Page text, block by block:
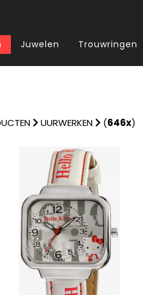
Juwelen Trouwringen
UURWERKEN (646x)